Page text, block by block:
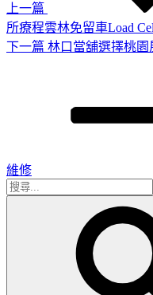
上一篇
所療程雲林免留車Load
下
下一篇 林口當舖選擇桃
維修
搜